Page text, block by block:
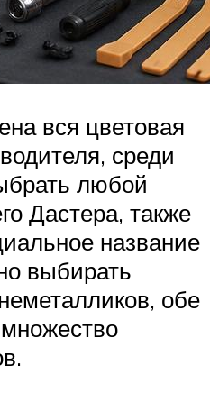
вся цветовая
среди
любой
Дастера, также
название
выбирать
обе